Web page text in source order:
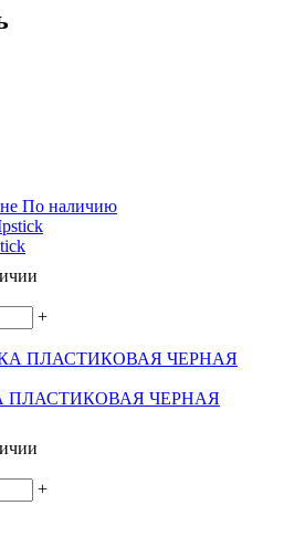
По наличию
+
ПЛАСТИКОВАЯ ЧЕРНАЯ
+